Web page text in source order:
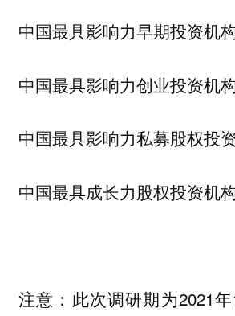
中国最具影响力早期投资机
中国最具影响力创业投资机
中国最具影响力私募股权投
中国最具成长力股权投资机
注意：此次调研期为2021